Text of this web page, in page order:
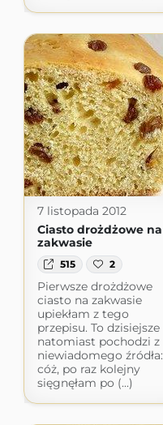
7 listopada 2012
Ciasto drożdżowe na
zakwasie
515 2
Pierwsze drożdżowe
ciasto na zakwasie
upiekłam z tego
przepisu. To dzisiejsze
natomiast pochodzi z
niewiadomego źródła:
cóż, po raz kolejny
sięgnęłam po (...)